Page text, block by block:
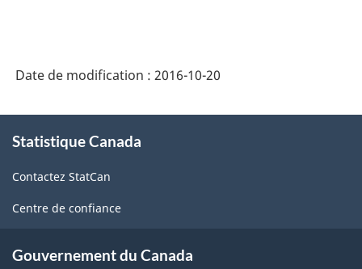
Date de modification : 2016-10-20
propos
ce
site
Statistique Canada
Contactez StatCan
Centre de confiance
Gouvernement du Canada